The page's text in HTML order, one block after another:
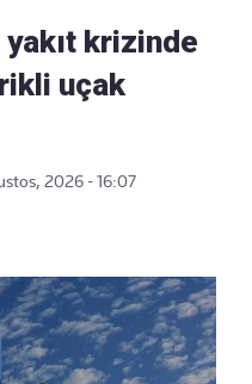
yakıt krizinde
uçak
2026 - 16:07